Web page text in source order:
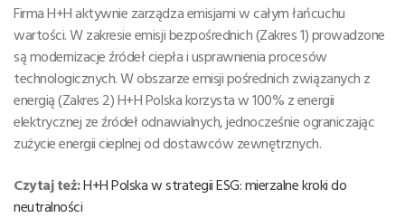
Firma H+H aktywnie zarządza emisjami w całym łańcuchu
wartości. W zakresie emisji bezpośrednich (Zakres 1) prowadzone
są modernizacje źródeł ciepła i usprawnienia procesów
technologicznych. W obszarze emisji pośrednich związanych z
energią (Zakres 2) H+H Polska korzysta w 100% z energii
elektrycznej ze źródeł odnawialnych, jednocześnie ograniczając
zużycie energii cieplnej od dostawców zewnętrznych.
Czytaj też:H+H Polska w strategii ESG: mierzalne kroki do
neutralności